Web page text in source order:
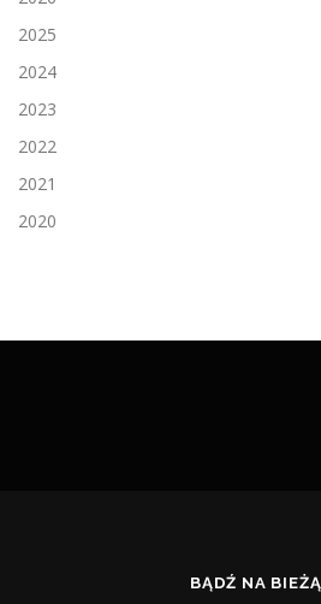
2025
2024
2023
2022
2021
2020
BĄDŹ NA